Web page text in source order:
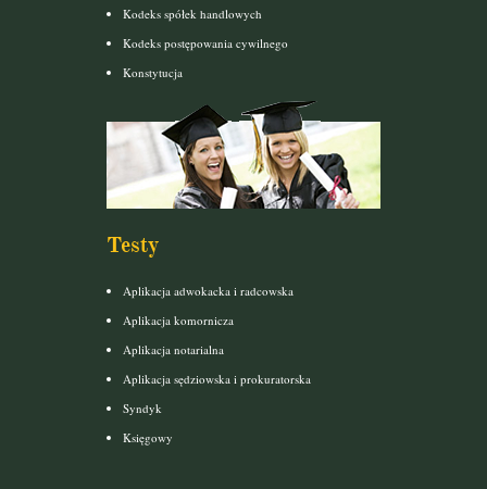
Kodeks spółek handlowych
Kodeks postępowania cywilnego
Konstytucja
Testy
Aplikacja adwokacka i radcowska
Aplikacja komornicza
Aplikacja notarialna
Aplikacja sędziowska i prokuratorska
Syndyk
Księgowy